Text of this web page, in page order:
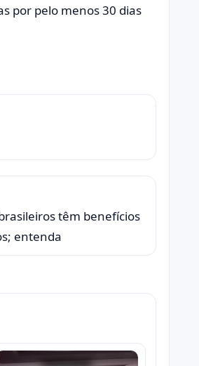
por pelo menos 30 dias
têm benefícios
entenda